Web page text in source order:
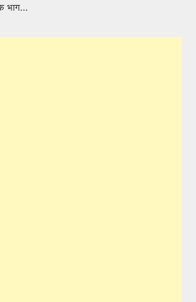
भाग…